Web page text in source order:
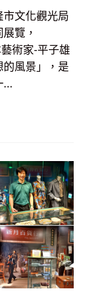
文化觀光局
覽，
術家-平子雄
風景」，是
...